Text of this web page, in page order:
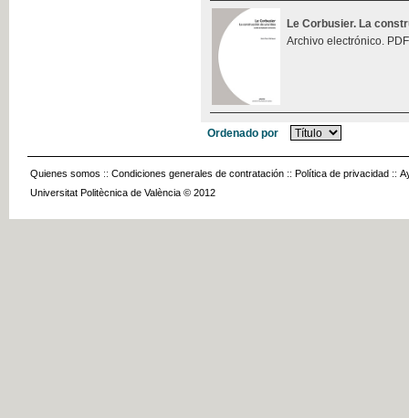
Le Corbusier. La
Archivo electrónico.
Ordenado por
Quienes somos :: Condiciones generales de contratación :: Política de privacidad ::
Universitat Politècnica de València © 2012